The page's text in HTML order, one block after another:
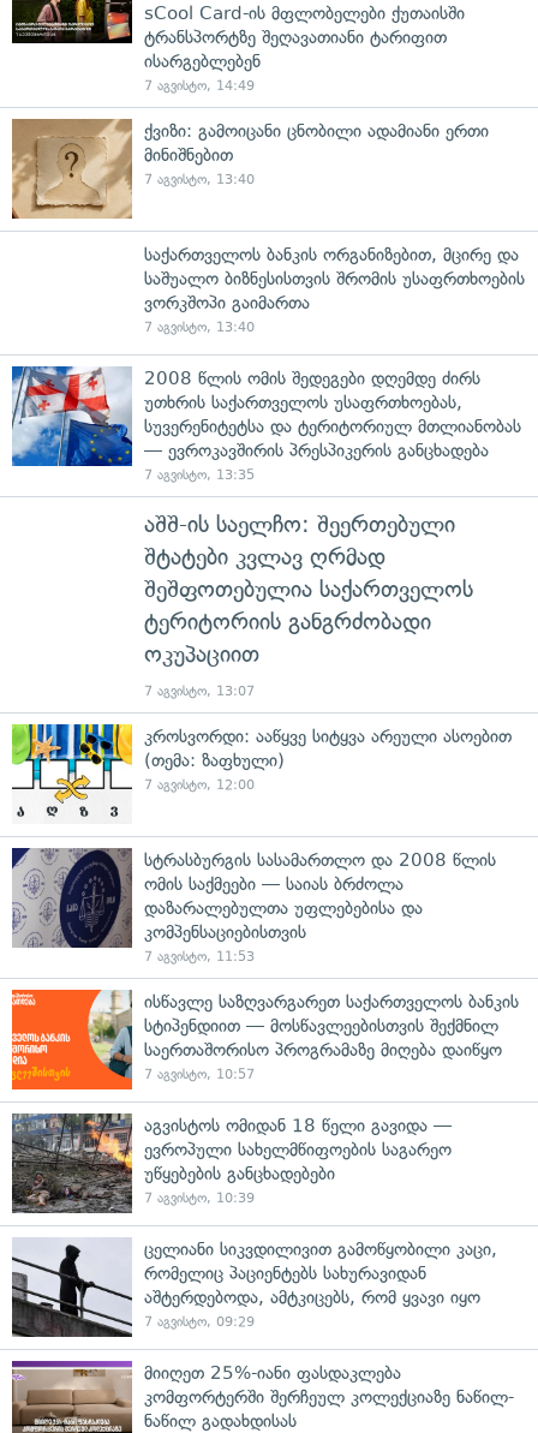
sCool Card-ის მფლობელები ქუთაისში
ტრანსპორტზე შეღავათიანი ტარიფით
ისარგებლებენ
7 აგვისტო, 14:49
ქვიზი: გამოიცანი ცნობილი ადამიანი ერთი
მინიშნებით
7 აგვისტო, 13:40
საქართველოს ბანკის ორგანიზებით, მცირე და
საშუალო ბიზნესისთვის შრომის უსაფრთხოების
ვორკშოპი გაიმართა
7 აგვისტო, 13:40
2008 წლის ომის შედეგები დღემდე ძირს
უთხრის საქართველოს უსაფრთხოებას,
სუვერენიტეტსა და ტერიტორიულ მთლიანობას
— ევროკავშირის პრესპიკერის განცხადება
7 აგვისტო, 13:35
აშშ-ის საელჩო: შეერთებული
შტატები კვლავ ღრმად
შეშფოთებულია საქართველოს
ტერიტორიის განგრძობადი
ოკუპაციით
7 აგვისტო, 13:07
კროსვორდი: ააწყვე სიტყვა არეული ასოებით
(თემა: ზაფხული)
7 აგვისტო, 12:00
სტრასბურგის სასამართლო და 2008 წლის
ომის საქმეები — საიას ბრძოლა
დაზარალებულთა უფლებებისა და
კომპენსაციებისთვის
7 აგვისტო, 11:53
ისწავლე საზღვარგარეთ საქართველოს ბანკის
სტიპენდიით — მოსწავლეებისთვის შექმნილ
საერთაშორისო პროგრამაზე მიღება დაიწყო
7 აგვისტო, 10:57
აგვისტოს ომიდან 18 წელი გავიდა —
ევროპული სახელმწიფოების საგარეო
უწყებების განცხადებები
7 აგვისტო, 10:39
ცელიანი სიკვდილივით გამოწყობილი კაცი,
რომელიც პაციენტებს სახურავიდან
აშტერდებოდა, ამტკიცებს, რომ ყვავი იყო
7 აგვისტო, 09:29
მიიღეთ 25%-იანი ფასდაკლება
კომფორტერში შერჩეულ კოლექციაზე ნაწილ-
ნაწილ გადახდისას